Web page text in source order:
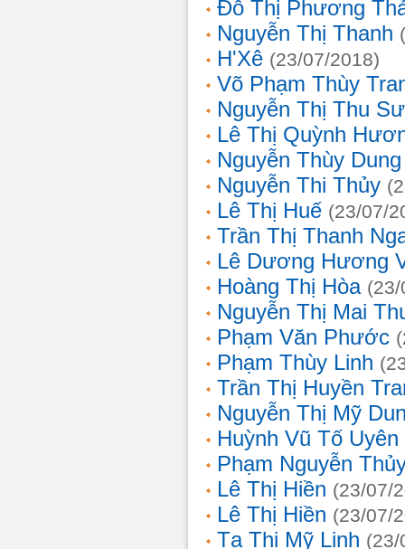
Đỗ Thị Phương
Nguyễn Thị Thanh
H'Xê (23/07/2018)
Võ Phạm Thùy
Nguyễn Thị Thu
Lê Thị Quỳnh
Nguyễn Thùy Dung
Nguyễn Thi Thủy
Lê Thị Huế (23/07/
Trần Thị Thanh
Lê Dương Hương
Hoàng Thị Hòa
Nguyễn Thị Mai
Phạm Văn Phước
Phạm Thùy Linh
Trần Thị Huyền
Nguyễn Thị Mỹ
Huỳnh Vũ Tố Uyên
Phạm Nguyễn
Lê Thị Hiền (23/07/
Lê Thị Hiền (23/07/
Tạ Thị Mỹ Linh (23/